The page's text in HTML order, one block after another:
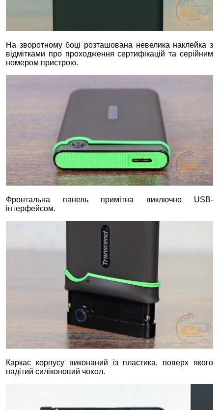
На зворотному боці розташована невелика наклейка з
відмітками про проходження сертифікацій та серійним
номером пристрою.
Фронтальна панель примітна виключно USB-
інтерфейсом.
Каркас корпусу виконаний із пластика, поверх якого
надітий силіконовий чохол.